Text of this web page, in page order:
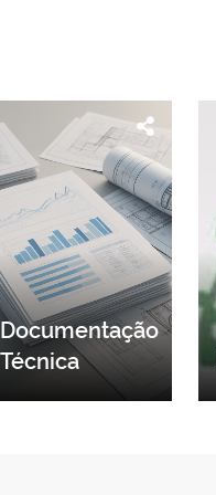
Documentação
Técnica